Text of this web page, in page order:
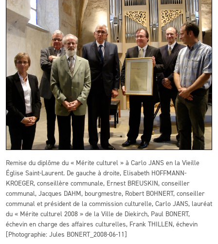
Remise du diplôme du « Mérite culturel » à Carlo JANS en la Vieille
Église Saint-Laurent. De gauche à droite, Elisabeth HOFFMANN-
KROEGER, conseillère communale, Ernest BREUSKIN, conseiller
communal, Jacques DAHM, bourgmestre, Robert BOHNERT, conseiller
communal et président de la commission culturelle, Carlo JANS, lauréat
du « Mérite culturel 2008 » de la Ville de Diekirch, Paul BONERT,
échevin en charge des affaires culturelles, Frank THILLEN, échevin
[Photographie: Jules BONERT_2008-06-11]